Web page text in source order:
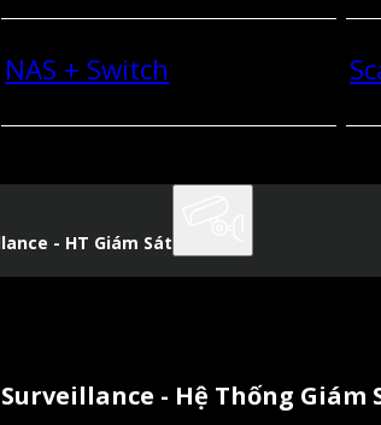
NAS + Switch
- HT Giám Sát
Surveillance - Hệ Thống Giám